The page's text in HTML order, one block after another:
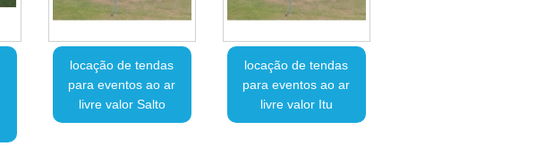
locação de tendas
para eventos ao ar
livre valor Salto
locação de tendas
para eventos ao ar
livre valor Itu